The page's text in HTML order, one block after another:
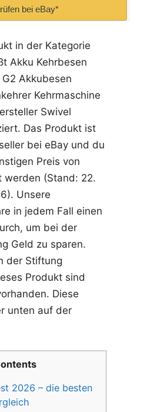
bei eBay*
in der Kategorie
Akku Kehrbesen
Akkubesen
Kehrmaschine
Swivel
Das Produkt ist
bei eBay und du
Preis von
werden (Stand: 22.
Unsere
in jedem Fall einen
um bei der
Geld zu sparen.
der Stiftung
Produkt sind
Diese
unten auf der
2026 – die besten